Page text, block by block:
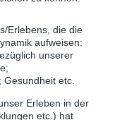
Erlebens, die die
aufweisen:
unserer
etc.
Erleben in der
etc.) hat